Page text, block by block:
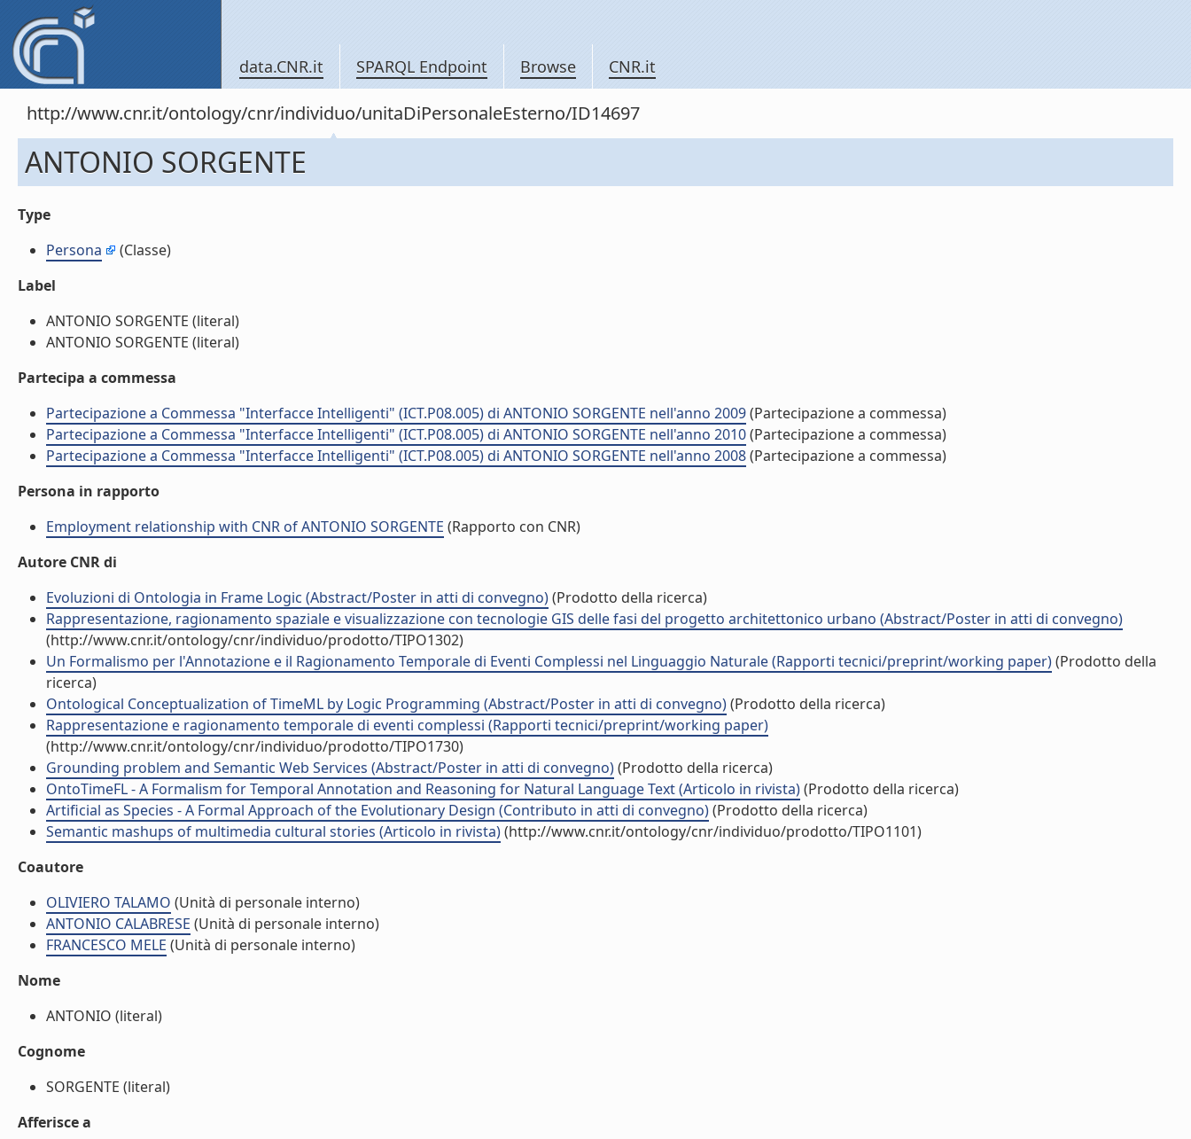
data.CNR.it SPARQL Endpoint Browse CNR.it
http://www.cnr.it/ontology/cnr/individuo/unitaDiPersonaleEsterno/ID14697
ANTONIO SORGENTE
Type
Persona
(Classe)
Label
ANTONIO SORGENTE (literal)
ANTONIO SORGENTE (literal)
Partecipa a commessa
Partecipazione a Commessa "Interfacce Intelligenti" (ICT.P08.005) di ANTONIO SORGENTE nell'anno 2009(Partecipazione a commessa)
Partecipazione a Commessa "Interfacce Intelligenti" (ICT.P08.005) di ANTONIO SORGENTE nell'anno 2010(Partecipazione a commessa)
Partecipazione a Commessa "Interfacce Intelligenti" (ICT.P08.005) di ANTONIO SORGENTE nell'anno 2008(Partecipazione a commessa)
Persona in rapporto
Employment relationship with CNR of ANTONIO SORGENTE (Rapporto con CNR)
Autore CNR di
Evoluzioni di Ontologia in Frame Logic (Abstract/Poster in atti di convegno)(Prodotto della ricerca)
Rappresentazione, ragionamento spaziale e visualizzazione con tecnologie GIS delle fasi del progetto architettonico urbano (Abstract/Poster in atti di convegno)
(http://www.cnr.it/ontology/cnr/individuo/prodotto/TIPO1302)
Un Formalismo per l'Annotazione e il Ragionamento Temporale di Eventi Complessi nel Linguaggio Naturale (Rapporti tecnici/preprint/working paper)(Prodotto della
ricerca)
Ontological Conceptualization of TimeML by Logic Programming (Abstract/Poster in atti di convegno)(Prodotto della ricerca)
Rappresentazione e ragionamento temporale di eventi complessi (Rapporti tecnici/preprint/working paper)
(http://www.cnr.it/ontology/cnr/individuo/prodotto/TIPO1730)
Grounding problem and Semantic Web Services (Abstract/Poster in atti di convegno)(Prodotto della ricerca)
OntoTimeFL - A Formalism for Temporal Annotation and Reasoning for Natural Language Text (Articolo in rivista)(Prodotto della ricerca)
Artificial as Species - A Formal Approach of the Evolutionary Design (Contributo in atti di convegno)(Prodotto della ricerca)
Semantic mashups of multimedia cultural stories (Articolo in rivista)(http://www.cnr.it/ontology/cnr/individuo/prodotto/TIPO1101)
Coautore
OLIVIERO TALAMO (Unità di personale interno)
ANTONIO CALABRESE (Unità di personale interno)
FRANCESCO MELE (Unità di personale interno)
Nome
ANTONIO (literal)
Cognome
SORGENTE (literal)
Afferisce a